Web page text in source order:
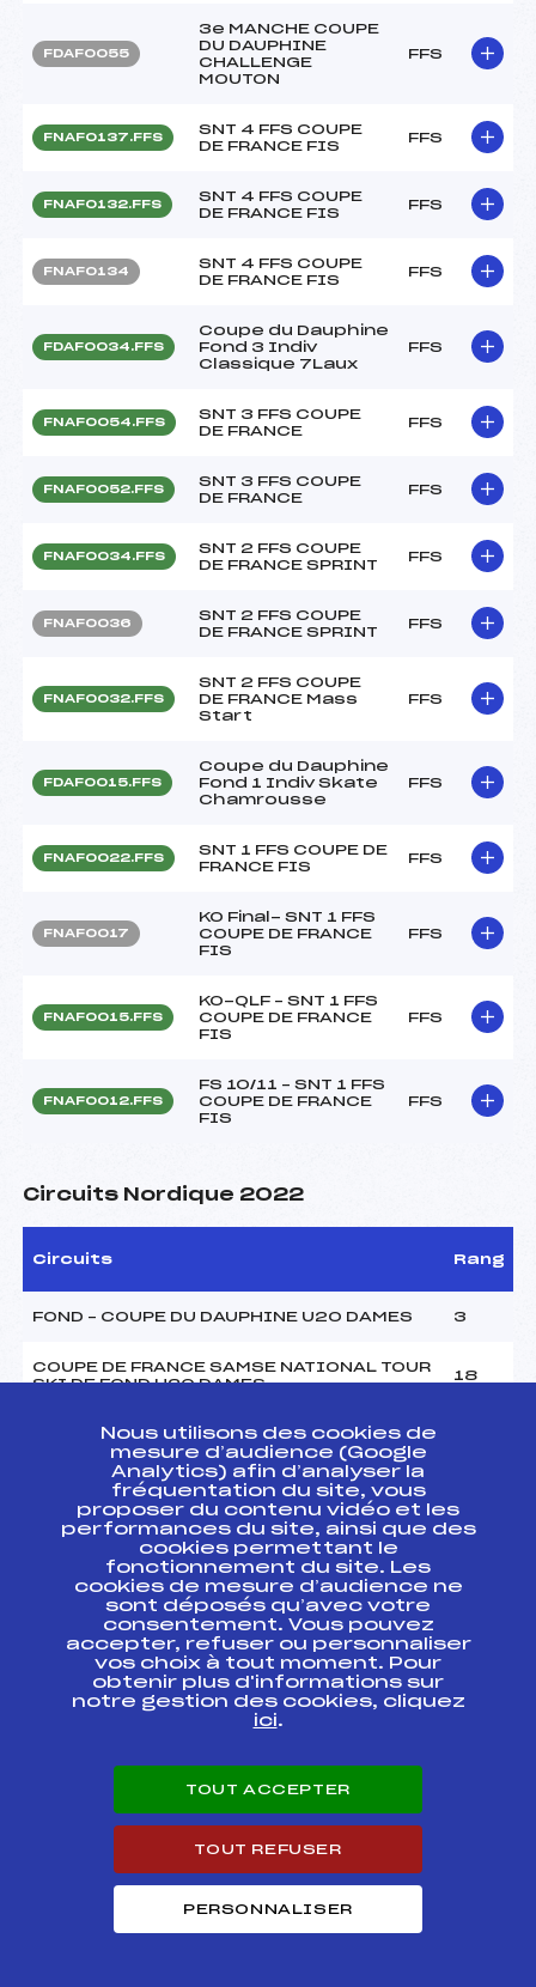
FDAF0055
3e MANCHE COUPE
DU DAUPHINE
CHALLENGE
MOUTON
FFS
FNAF0137.FFS
SNT 4 FFS COUPE
DE FRANCE FIS
FFS
FNAF0132.FFS
SNT 4 FFS COUPE
DE FRANCE FIS
FFS
FNAF0134
SNT 4 FFS COUPE
DE FRANCE FIS
FFS
FDAF0034.FFS
Coupe du Dauphine
Fond 3 Indiv
Classique 7Laux
FFS
FNAF0054.FFS
SNT 3 FFS COUPE
DE FRANCE
FFS
FNAF0052.FFS
SNT 3 FFS COUPE
DE FRANCE
FFS
FNAF0034.FFS
SNT 2 FFS COUPE
DE FRANCE SPRINT
FFS
FNAF0036
SNT 2 FFS COUPE
DE FRANCE SPRINT
FFS
FNAF0032.FFS
SNT 2 FFS COUPE
DE FRANCE Mass
Start
FFS
FDAF0015.FFS
Coupe du Dauphine
Fond 1 Indiv Skate
Chamrousse
FFS
FNAF0022.FFS
SNT 1 FFS COUPE DE
FRANCE FIS
FFS
FNAF0017
KO Final- SNT 1 FFS
COUPE DE FRANCE
FIS
FFS
FNAF0015.FFS
KO-QLF – SNT 1 FFS
COUPE DE FRANCE
FIS
FFS
FNAF0012.FFS
FS 10/11 – SNT 1 FFS
COUPE DE FRANCE
FIS
FFS
Circuits Nordique 2022
Circuits Rang
FOND – COUPE DU DAUPHINE U20 DAMES 3
COUPE DE FRANCE SAMSE NATIONAL TOUR
SKI DE FOND U20 DAMES
18
Résultats Nordique 2021
Codex Course Cat.
EPREUVE COMBINEE
POURSUITE
CORRENCON
FFS
ODAF0015
EPREUVE COMBINEE
CROSS BOIS BARBU
MASS START
FFS
CHALLENGE
CHALLENGE
NATIONAL VINCENT
VITTOZ SPRINT U17
CHALLENGE
FFS
Nous utilisons des cookies de
mesure d’audience (Google
Analytics) afin d’analyser la
fréquentation du site, vous
proposer du contenu vidéo et les
performances du site, ainsi que des
cookies permettant le
fonctionnement du site. Les
cookies de mesure d’audience ne
sont déposés qu’avec votre
consentement. Vous pouvez
accepter, refuser ou personnaliser
vos choix à tout moment. Pour
obtenir plus d'informations sur
notre gestion des cookies, cliquez
ici.
TOUT ACCEPTER
TOUT REFUSER
PERSONNALISER